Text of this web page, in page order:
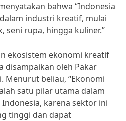
bahwa “Indonesia
industri kreatif, mulai
seni rupa, hingga kuliner.”
ekosistem ekonomi kreatif
disampaikan oleh Pakar
Menurut beliau, “Ekonomi
satu pilar utama dalam
karena sektor ini
tinggi dan dapat